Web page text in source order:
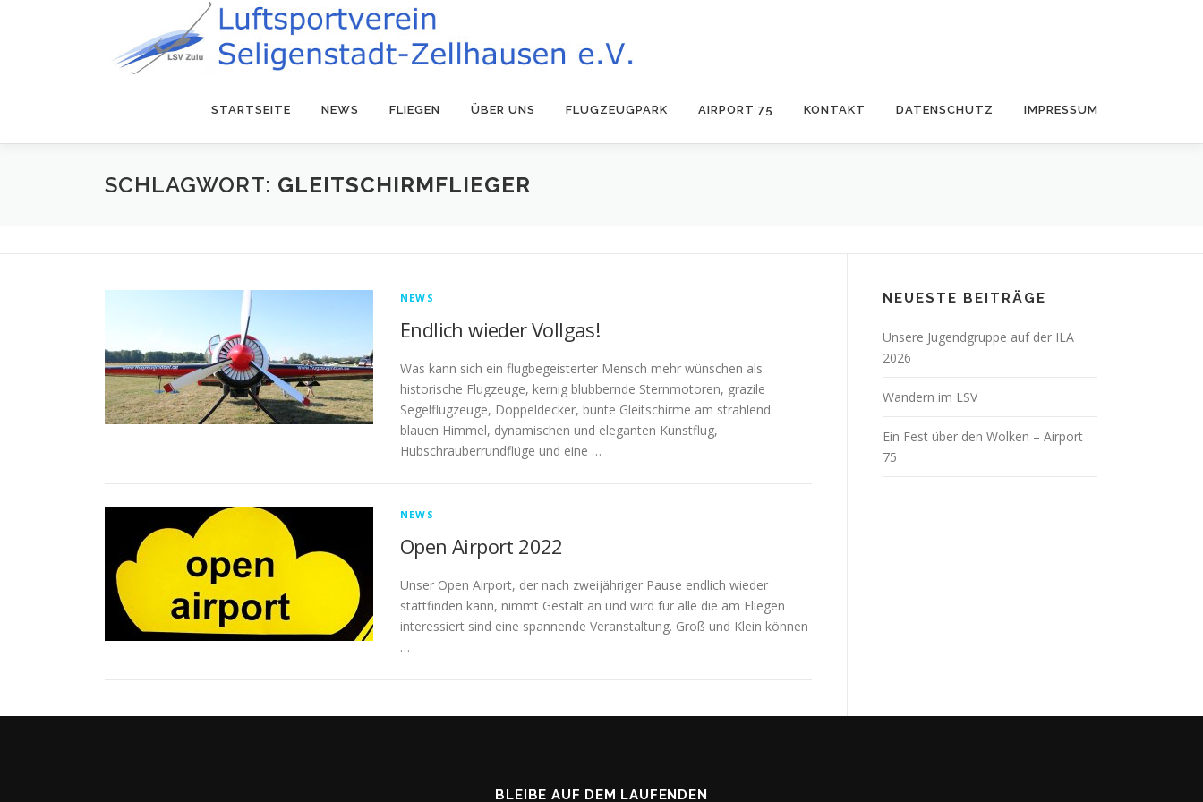
STARTSEITE NEWS FLIEGEN ÜBER UNS FLUGZEUGPARK AIRPORT 75 KONTAKT DATENSCHUTZ IMPRESSUM
SCHLAGWORT: GLEITSCHIRMFLIEGER
NEWS
Endlich wieder Vollgas!
Was kann sich ein flugbegeisterter Mensch mehr wünschen als
historische Flugzeuge, kernig blubbernde Sternmotoren, grazile
Segelflugzeuge, Doppeldecker, bunte Gleitschirme am strahlend
blauen Himmel, dynamischen und eleganten Kunstflug,
Hubschrauberrundflüge und eine …
NEWS
Open Airport 2022
Unser Open Airport, der nach zweijähriger Pause endlich wieder
stattfinden kann, nimmt Gestalt an und wird für alle die am Fliegen
interessiert sind eine spannende Veranstaltung. Groß und Klein können
…
NEUESTE BEITRÄGE
Unsere Jugendgruppe auf der ILA
2026
Wandern im LSV
Ein Fest über den Wolken – Airport
75
BLEIBE AUF DEM LAUFENDEN